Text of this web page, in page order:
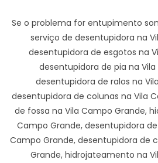
Se o problema for entupimento
serviço de desentupidora na
desentupidora de esgotos na
desentupidora de pia na
desentupidora de ralos na
desentupidora de colunas na Vila
de fossa na Vila Campo Grande,
Campo Grande, desentupidora
Campo Grande, desentupidora de
Grande, hidrojateamento na